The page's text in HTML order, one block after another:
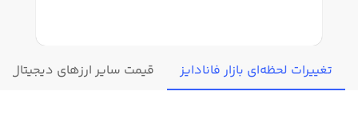
تغییرات لحظه‌ای بازار فانادایز قیمت سایر ارزهای دیجیتال